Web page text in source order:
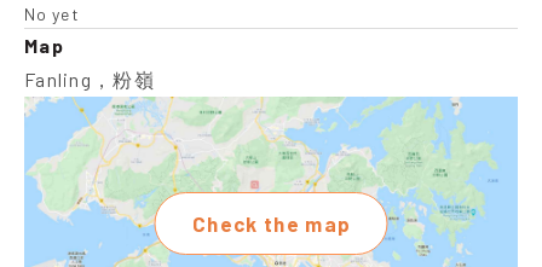
No yet
Map
Fanling，粉嶺
Check the map